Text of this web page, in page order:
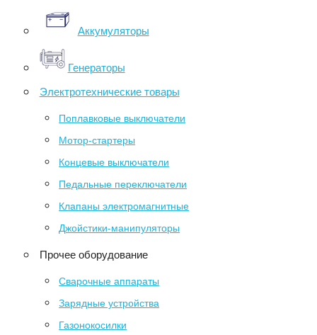
Аккумуляторы
Генераторы
Электротехнические товары
Поплавковые выключатели
Мотор-стартеры
Концевые выключатели
Педальные переключатели
Клапаны электромагнитные
Джойстики-манипуляторы
Прочее оборудование
Сварочные аппараты
Зарядные устройства
Газонокосилки